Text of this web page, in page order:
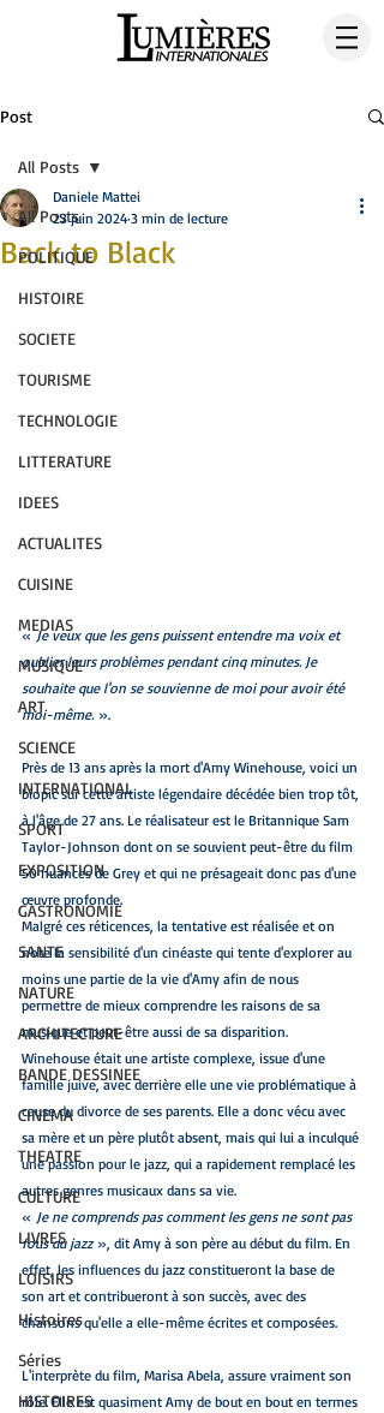
Post
All Posts
POLITIQUE
HISTOIRE
SOCIETE
TOURISME
TECHNOLOGIE
LITTERATURE
IDEES
ACTUALITES
CUISINE
MEDIAS
MUSIQUE
ART
SCIENCE
INTERNATIONAL
SPORT
EXPOSITION
GASTRONOMIE
SANTE
NATURE
ARCHITECTURE
BANDE DESSINEE
CINEMA
THEATRE
CULTURE
LIVRES
LOISIRS
Histoires
Séries
HISTOIRES
All Posts
Back to Black
Daniele Mattei
23 juin 2024 3 min de lecture
« Je veux que les gens puissent entendre ma voix et
oublier leurs problèmes pendant cinq minutes. Je
souhaite que l'on se souvienne de moi pour avoir été
moi-même. ».
Près de 13 ans après la mort d'Amy Winehouse, voici un
biopic sur cette artiste légendaire décédée bien trop tôt,
à l'âge de 27 ans. Le réalisateur est le Britannique Sam
Taylor-Johnson dont on se souvient peut-être du film
50 nuances de Grey et qui ne présageait donc pas d'une
œuvre profonde.
Malgré ces réticences, la tentative est réalisée et on
note la sensibilité d'un cinéaste qui tente d'explorer au
moins une partie de la vie d'Amy afin de nous
permettre de mieux comprendre les raisons de sa
musique et peut-être aussi de sa disparition.
Winehouse était une artiste complexe, issue d'une
famille juive, avec derrière elle une vie problématique à
cause du divorce de ses parents. Elle a donc vécu avec
sa mère et un père plutôt absent, mais qui lui a inculqué
une passion pour le jazz, qui a rapidement remplacé les
autres genres musicaux dans sa vie.
« Je ne comprends pas comment les gens ne sont pas
fous du jazz », dit Amy à son père au début du film. En
effet, les influences du jazz constitueront la base de
son art et contribueront à son succès, avec des
chansons qu'elle a elle-même écrites et composées.
L'interprète du film, Marisa Abela, assure vraiment son
rôle. Elle est quasiment Amy de bout en bout en termes